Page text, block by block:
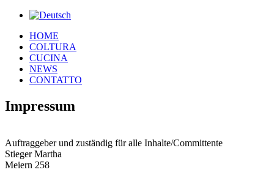
HOME
COLTURA
CUCINA
NEWS
CONTATTO
Impressum
Auftraggeber und zuständig für alle Inhalte/Committente
Stieger Martha
Meiern 258